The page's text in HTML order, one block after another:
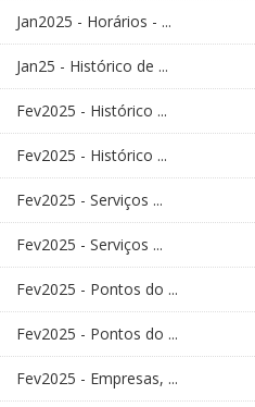
Jan2025 - Horários - ...
Jan25 - Histórico de ...
Fev2025 - Histórico ...
Fev2025 - Histórico ...
Fev2025 - Serviços ...
Fev2025 - Serviços ...
Fev2025 - Pontos do ...
Fev2025 - Pontos do ...
Fev2025 - Empresas, ...